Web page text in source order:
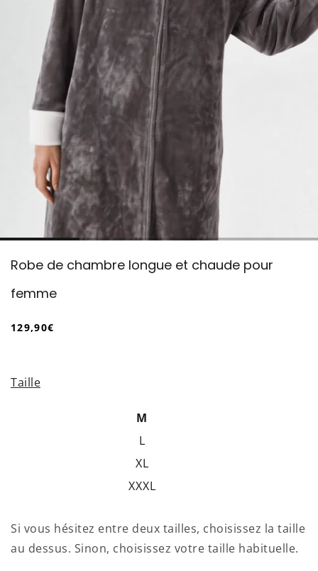
Robe de chambre longue et chaude pour
femme
129,90€
/
Taille
M
L
XL
XXXL
Si vous hésitez entre deux tailles, choisissez la taille
au dessus. Sinon, choisissez votre taille habituelle.